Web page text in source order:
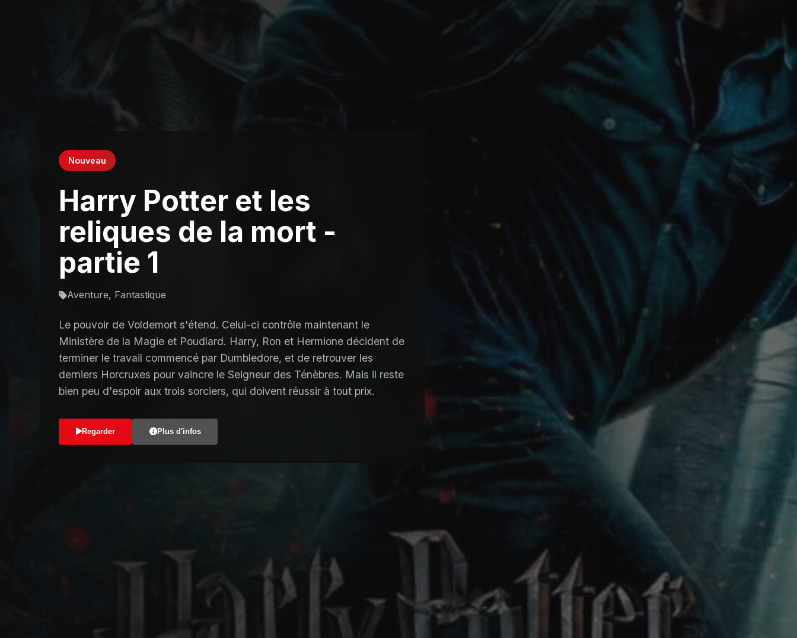
Nouveau
Harry Potter et les
reliques de la mort -
partie 1
Aventure, Fantastique
Le pouvoir de Voldemort s'étend. Celui-ci contrôle maintenant le
Ministère de la Magie et Poudlard. Harry, Ron et Hermione décident de
terminer le travail commencé par Dumbledore, et de retrouver les
derniers Horcruxes pour vaincre le Seigneur des Ténèbres. Mais il reste
bien peu d'espoir aux trois sorciers, qui doivent réussir à tout prix.
Regarder Plus d'infos